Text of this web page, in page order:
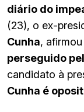
diário do
(23), o ex-
Cunha,
perseguido
candidato à
Cunha é